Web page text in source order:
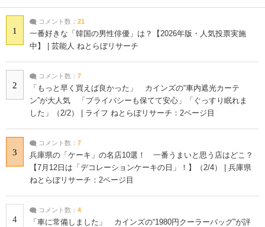
1
コメント数： 21
一番好きな「韓国の男性俳優」は？【2026年版・人気投票実施
中】 | 芸能人 ねとらぼリサーチ
2
コメント数： 7
「もっと早く買えば良かった」 カインズの“車内遮光カーテ
ン”が大人気 「プライバシーも保てて安心」「ぐっすり眠れま
した」（2/2） | ライフ ねとらぼリサーチ：2ページ目
3
コメント数： 7
兵庫県の「ケーキ」の名店10選！ 一番うまいと思う店はどこ？
【7月12日は「デコレーションケーキの日」！】（2/4） | 兵庫県
ねとらぼリサーチ：2ページ目
4
コメント数： 4
「車に常備しました」 カインズの“1980円クーラーバッグ”が評